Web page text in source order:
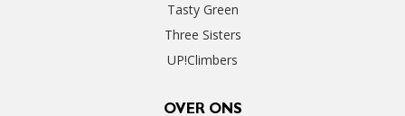
Tasty Green
Three Sisters
UP!Climbers
OVER ONS